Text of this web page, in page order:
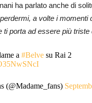
ha parlato anche di
a volte i momenti
ti porta ad essere più triste
a#Belve su Rai 2